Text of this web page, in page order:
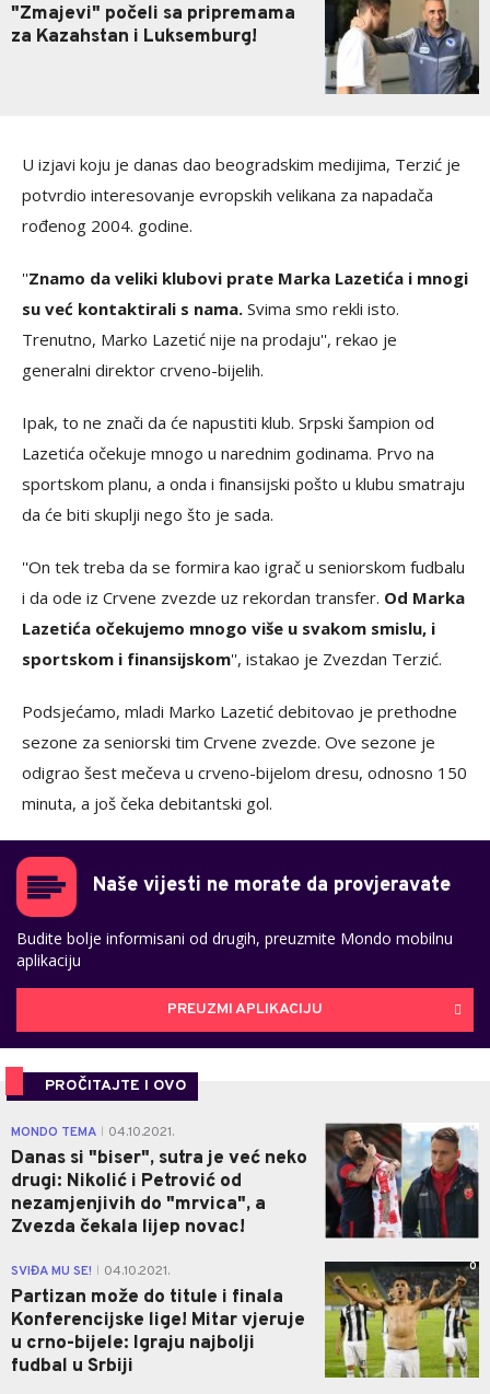
"Zmajevi" počeli sa pripremama
za Kazahstan i Luksemburg!
U izjavi koju je danas dao beogradskim medijima, Terzić je
potvrdio interesovanje evropskih velikana za napadača
rođenog 2004. godine.
''Znamo da veliki klubovi prate Marka Lazetića i mnogi
su već kontaktirali s nama. Svima smo rekli isto.
Trenutno, Marko Lazetić nije na prodaju'', rekao je
generalni direktor crveno-bijelih.
Ipak, to ne znači da će napustiti klub. Srpski šampion od
Lazetića očekuje mnogo u narednim godinama. Prvo na
sportskom planu, a onda i finansijski pošto u klubu smatraju
da će biti skuplji nego što je sada.
''On tek treba da se formira kao igrač u seniorskom fudbalu
i da ode iz Crvene zvezde uz rekordan transfer. Od Marka
Lazetića očekujemo mnogo više u svakom smislu, i
sportskom i finansijskom'', istakao je Zvezdan Terzić.
Podsjećamo, mladi Marko Lazetić debitovao je prethodne
sezone za seniorski tim Crvene zvezde. Ove sezone je
odigrao šest mečeva u crveno-bijelom dresu, odnosno 150
minuta, a još čeka debitantski gol.
Naše vijesti ne morate da provjeravate
Budite bolje informisani od drugih, preuzmite Mondo mobilnu
aplikaciju
PREUZMI APLIKACIJU
PROČITAJTE I OVO
MONDO TEMA 04.10.2021.
Danas si "biser", sutra je već neko
drugi: Nikolić i Petrović od
nezamjenjivih do "mrvica", a
Zvezda čekala lijep novac!
0
SVIĐA MU SE! 04.10.2021.
Partizan može do titule i finala
Konferencijske lige! Mitar vjeruje
u crno-bijele: Igraju najbolji
fudbal u Srbiji
0